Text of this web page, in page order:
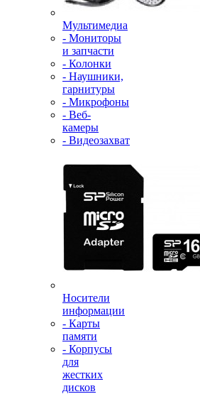
Мультимедиа
- Мониторы
и запчасти
- Колонки
- Наушники,
гарнитуры
- Микрофоны
- Веб-
камеры
- Видеозахват
Носители
информации
- Карты
памяти
- Корпусы
для
жестких
дисков